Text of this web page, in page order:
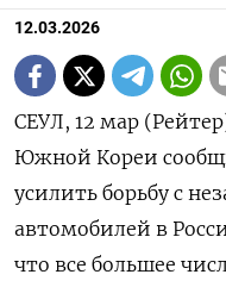
12.03.2026
СЕУЛ, 12 мар
Южной Кореи
усилить борьбу с
автомобилей в
что ​все большее